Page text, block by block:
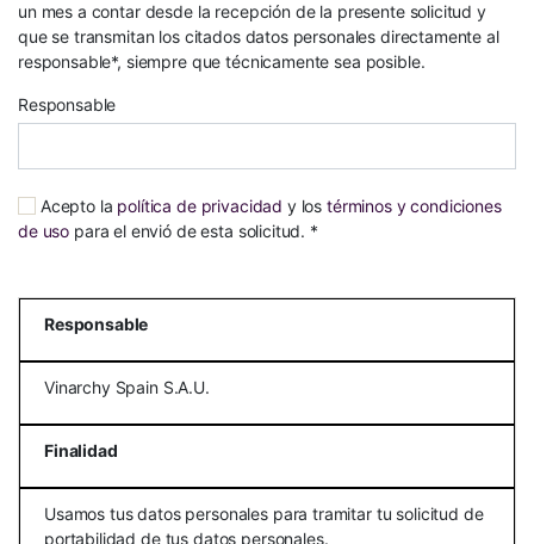
un mes a contar desde la recepción de la presente solicitud y
que se transmitan los citados datos personales directamente al
responsable*, siempre que técnicamente sea posible.
Responsable
Acepto la política de privacidad y lostérminos y condiciones
de uso para el envió de esta solicitud. *
Responsable
Vinarchy Spain S.A.U.
Finalidad
Usamos tus datos personales para tramitar tu solicitud de
portabilidad de tus datos personales.